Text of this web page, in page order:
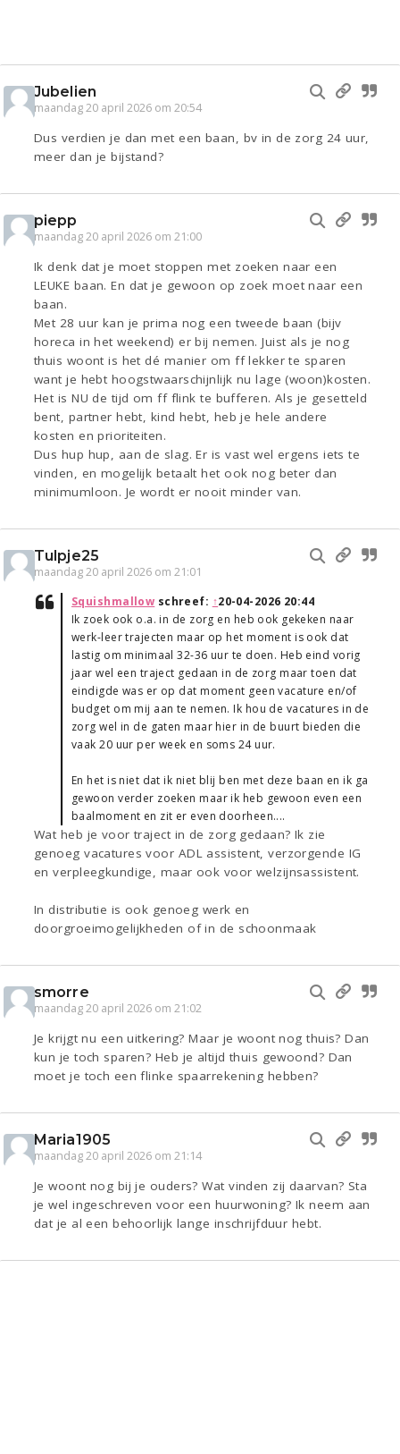
Jubelien
maandag 20 april 2026 om 20:54
Dus verdien je dan met een baan, bv in de zorg 24 uur,
meer dan je bijstand?
piepp
maandag 20 april 2026 om 21:00
Ik denk dat je moet stoppen met zoeken naar een
LEUKE baan. En dat je gewoon op zoek moet naar een
baan.
Met 28 uur kan je prima nog een tweede baan (bijv
horeca in het weekend) er bij nemen. Juist als je nog
thuis woont is het dé manier om ff lekker te sparen
want je hebt hoogstwaarschijnlijk nu lage (woon)kosten.
Het is NU de tijd om ff flink te bufferen. Als je gesetteld
bent, partner hebt, kind hebt, heb je hele andere
kosten en prioriteiten.
Dus hup hup, aan de slag. Er is vast wel ergens iets te
vinden, en mogelijk betaalt het ook nog beter dan
minimumloon. Je wordt er nooit minder van.
Tulpje25
maandag 20 april 2026 om 21:01
Squishmallow schreef: ↑20-04-2026 20:44
Ik zoek ook o.a. in de zorg en heb ook gekeken naar
werk-leer trajecten maar op het moment is ook dat
lastig om minimaal 32-36 uur te doen. Heb eind vorig
jaar wel een traject gedaan in de zorg maar toen dat
eindigde was er op dat moment geen vacature en/of
budget om mij aan te nemen. Ik hou de vacatures in de
zorg wel in de gaten maar hier in de buurt bieden die
vaak 20 uur per week en soms 24 uur.
En het is niet dat ik niet blij ben met deze baan en ik ga
gewoon verder zoeken maar ik heb gewoon even een
baalmoment en zit er even doorheen....
Wat heb je voor traject in de zorg gedaan? Ik zie
genoeg vacatures voor ADL assistent, verzorgende IG
en verpleegkundige, maar ook voor welzijnsassistent.
In distributie is ook genoeg werk en
doorgroeimogelijkheden of in de schoonmaak
smorre
maandag 20 april 2026 om 21:02
Je krijgt nu een uitkering? Maar je woont nog thuis? Dan
kun je toch sparen? Heb je altijd thuis gewoond? Dan
moet je toch een flinke spaarrekening hebben?
Maria1905
maandag 20 april 2026 om 21:14
Je woont nog bij je ouders? Wat vinden zij daarvan? Sta
je wel ingeschreven voor een huurwoning? Ik neem aan
dat je al een behoorlijk lange inschrijfduur hebt.